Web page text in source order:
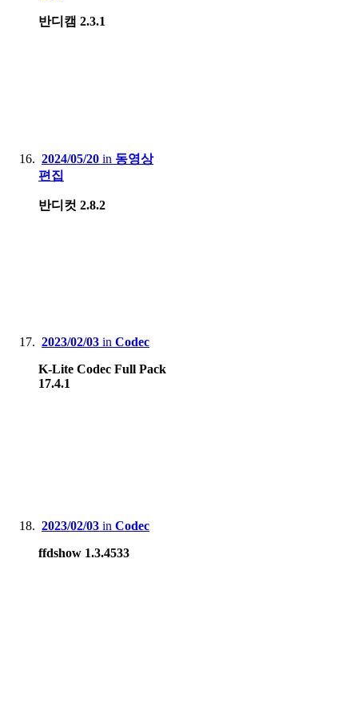
반디캠 2.3.1
2024/05/20 in 동영상
편집
반디컷 2.8.2
2023/02/03 in Codec
K-Lite Codec Full Pack
17.4.1
2023/02/03 in Codec
ffdshow 1.3.4533